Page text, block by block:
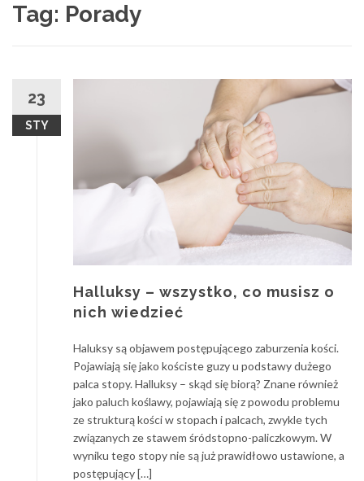
Tag: Porady
23
STY
Halluksy – wszystko, co musisz o
nich wiedzieć
Haluksy są objawem postępującego zaburzenia kości.
Pojawiają się jako kościste guzy u podstawy dużego
palca stopy. Halluksy – skąd się biorą? Znane również
jako paluch koślawy, pojawiają się z powodu problemu
ze strukturą kości w stopach i palcach, zwykle tych
związanych ze stawem śródstopno-paliczkowym. W
wyniku tego stopy nie są już prawidłowo ustawione, a
postępujący […]